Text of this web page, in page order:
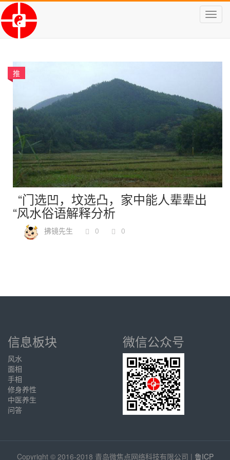
推
“门选凹，坟选凸，家中能人辈辈出
“风水俗语解释分析
拂镜先生 0 0
信息板块
风水
面相
手相
修身养性
中医养生
问答
微信公众号
Copyright © 2016-2018 青岛微焦点网络科技有限公司 | 鲁ICP